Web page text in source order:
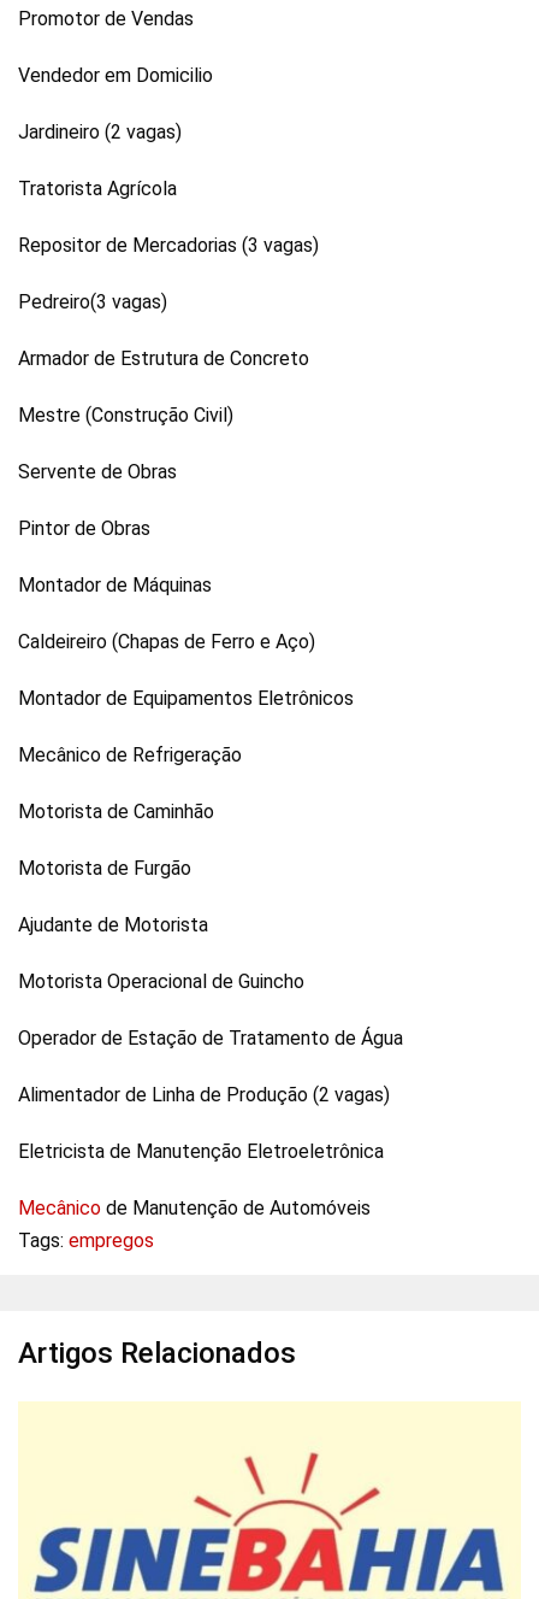
Promotor de Vendas
Vendedor em Domicilio
Jardineiro (2 vagas)
Tratorista Agrícola
Repositor de Mercadorias (3 vagas)
Pedreiro(3 vagas)
Armador de Estrutura de Concreto
Mestre (Construção Civil)
Servente de Obras
Pintor de Obras
Montador de Máquinas
Caldeireiro (Chapas de Ferro e Aço)
Montador de Equipamentos Eletrônicos
Mecânico de Refrigeração
Motorista de Caminhão
Motorista de Furgão
Ajudante de Motorista
Motorista Operacional de Guincho
Operador de Estação de Tratamento de Água
Alimentador de Linha de Produção (2 vagas)
Eletricista de Manutenção Eletroeletrônica
Mecânico de Manutenção de Automóveis
Tags: empregos
Artigos Relacionados